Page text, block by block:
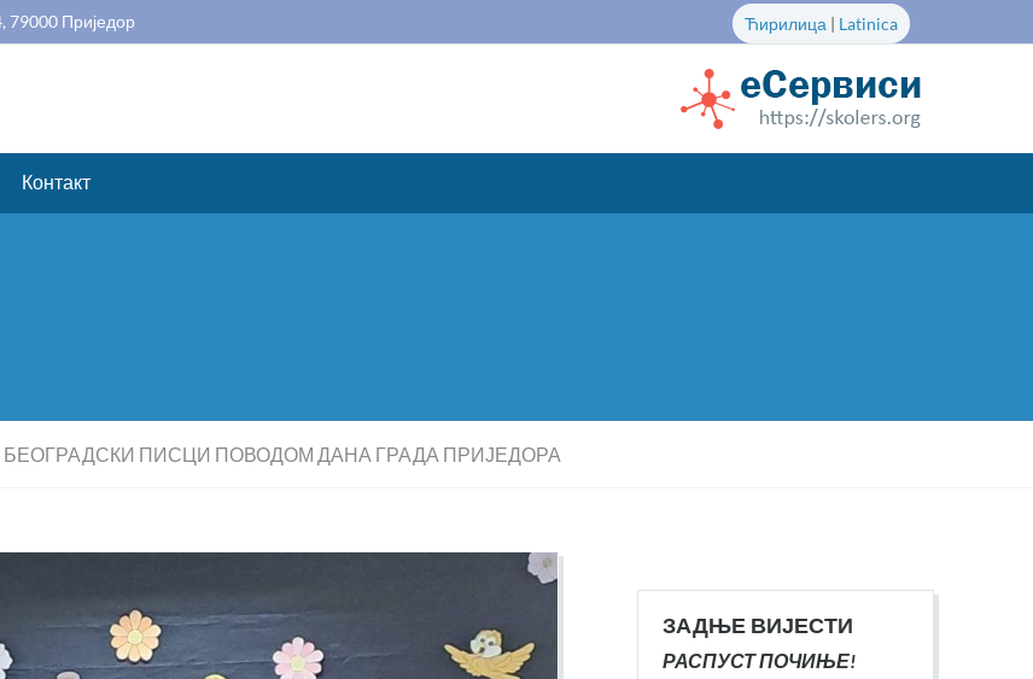
79000 Приједор Ћирилица | Latinica
Контакт
ПИСЦИ ПОВОДОМ ДАНА ГРАДА ПРИЈЕДОРА
ЗАДЊЕ ВИЈЕСТИ
РАСПУСТ ПОЧИЊЕ!